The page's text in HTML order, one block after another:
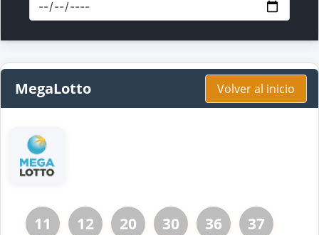
MegaLotto Volver al inicio
11 12 20 30 36 37